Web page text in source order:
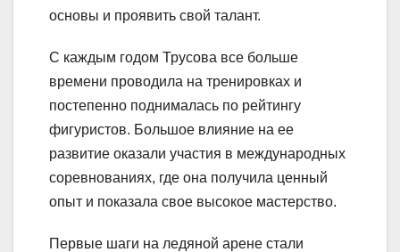
основы и проявить свой талант.
С каждым годом Трусова все больше
времени проводила на тренировках и
постепенно поднималась по рейтингу
фигуристов. Большое влияние на ее
развитие оказали участия в международных
соревнованиях, где она получила ценный
опыт и показала свое высокое мастерство.
Первые шаги на ледяной арене стали